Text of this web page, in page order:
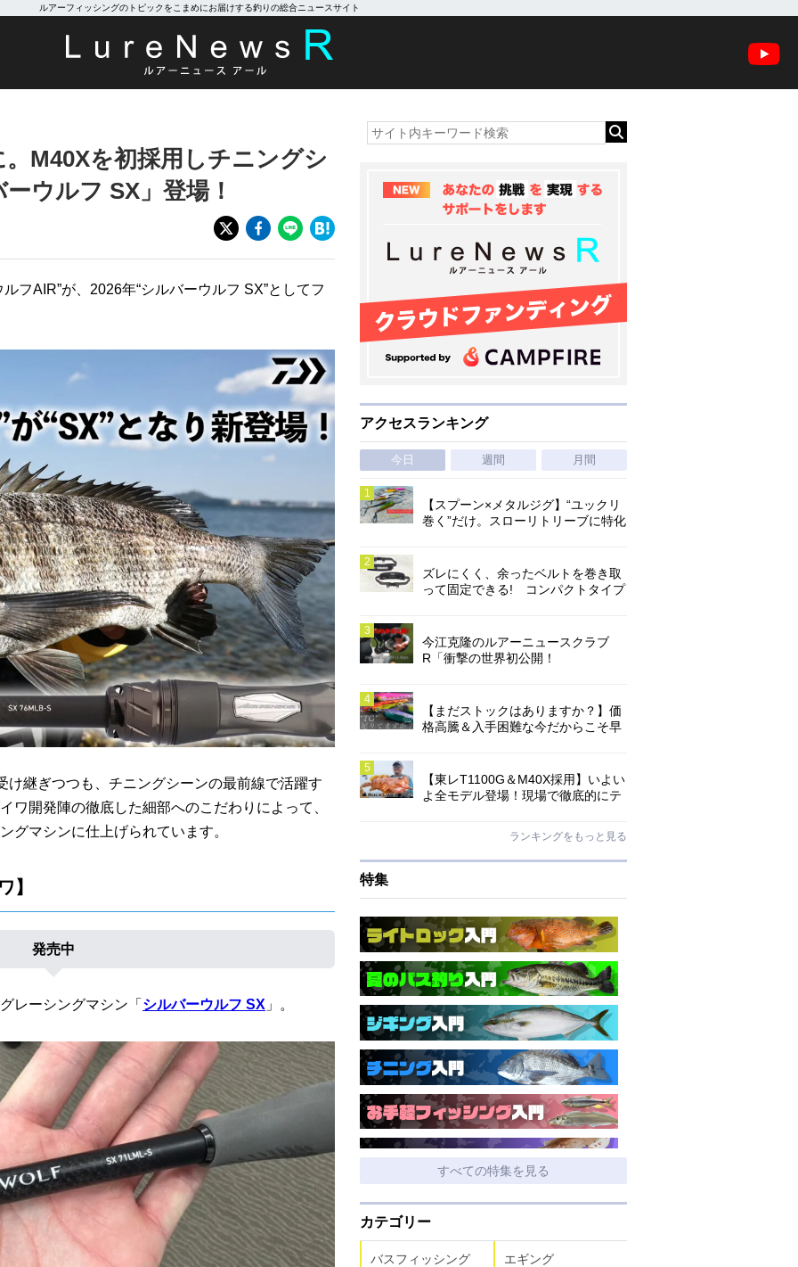
ルアーフィッシングのトピックをこまめにお届けする釣りの総合ニュースサイト
M40Xを初採用しチニングシ
ウルフ SX」登場！
フAIR”が、2026年“シルバーウルフ SX”としてフ
け継ぎつつも、チニングシーンの最前線で活躍す
ワ開発陣の徹底した細部へのこだわりによって、
グマシンに仕上げられています。
】
発売中
レーシングマシン「 シルバーウルフ SX 」。
アクセスランキング
今日 週間 月間
【スプーン×メタルジグ】“ユックリ
巻く”だけ。スローリトリーブに特化
ズレにくく、余ったベルトを巻き取
って固定できる! コンパクトタイプ
今江克隆のルアーニュースクラブ
R「衝撃の世界初公開！
【まだストックはありますか？】価
格高騰＆入手困難な今だからこそ早
【東レT1100G＆M40X採用】いよい
よ全モデル登場！現場で徹底的にテ
ランキングをもっと見る
特集
すべての特集を見る
カテゴリー
バスフィッシング エギング